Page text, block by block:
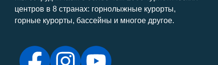
центров в 8 странах: горнолыжные курорты,
горные курорты, бассейны и многое другое.